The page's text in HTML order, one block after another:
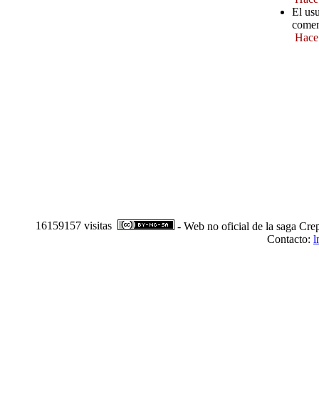
El
16159157 visitas
- Web no oficial de la saga
Contacto: